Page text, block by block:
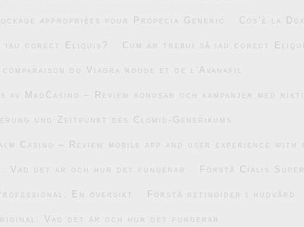
appropriées pour Propecia Generic Cos’è la
iau corect Eliquis? Cum ar trebui să iau corect
du Viagra rouge et de l’Avanafil
av MadCasino – Review bonusar och kampanjer med
und Zeitpunkt des Clomid-Generikums
Casino – Review mobile app and user experience
Vad det är och hur det fungerar Förstå Cialis
En översikt Förstå retinoider i hudvård
Vad det är och hur det fungerar